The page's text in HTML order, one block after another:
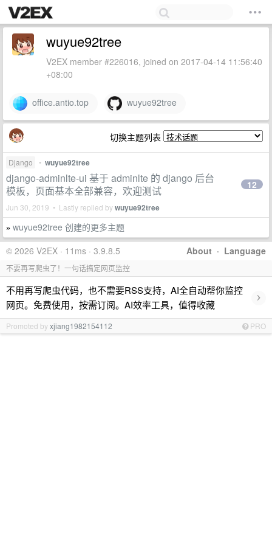
wuyue92tree
V2EX member #226016, joined on 2017-04-14 11:56:40
+08:00
office.antio.top wuyue92tree
切换主题列表
Django • wuyue92tree
django-adminlte-ui 基于 adminlte 的 django 后台
模板，页面基本全部兼容，欢迎测试
Jun 30, 2019 • Lastly replied bywuyue92tree
12
» wuyue92tree 创建的更多主题
About · Language
© 2026 V2EX · 11ms · 3.9.8.5
不要再写爬虫了！一句话搞定网页监控
不用再写爬虫代码，也不需要RSS支持，AI全自动帮你监控
网页。免费使用，按需订阅。AI效率工具，值得收藏
›
Promoted byxjiang1982154112 PRO